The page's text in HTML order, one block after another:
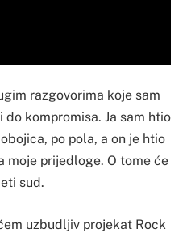
razgovorima koje sam
do kompromisa. Ja sam htio
po pola, a on je htio
moje prijedloge. O tome će
sud.
uzbudljiv projekat Rock